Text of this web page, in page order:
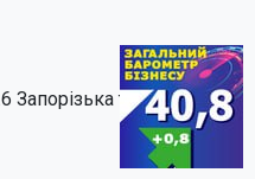
торгово-